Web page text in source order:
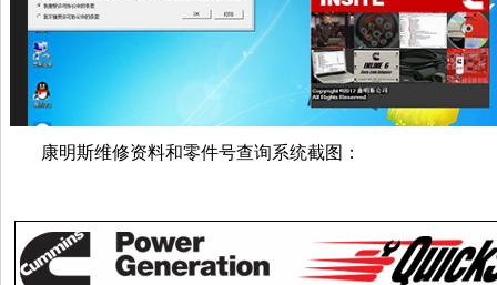
康明斯维修资料和零件号查询系统截图：